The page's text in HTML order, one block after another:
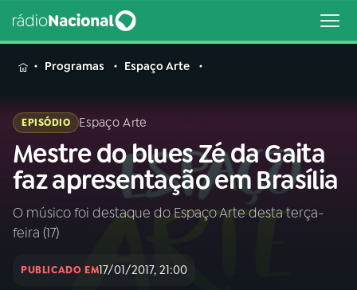
MENU
Buscar
na
Rádio
Nacional
Buscar
Programas Espaço Arte
EPISÓDIO Espaço Arte
Mestre do blues Zé da Gaita
faz apresentação em Brasília
O músico foi destaque do Espaço Arte desta terça-
feira (17)
PUBLICADO EM17/01/2017, 21:00